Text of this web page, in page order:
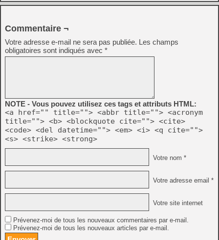
Commentaire ¬
Votre adresse e-mail ne sera pas publiée. Les champs
obligatoires sont indiqués avec *
NOTE - Vous pouvez utilisez ces tags et attributs HTML:
<a href="" title=""> <abbr title=""> <acronym
title=""> <b> <blockquote cite=""> <cite>
<code> <del datetime=""> <em> <i> <q cite="">
<s> <strike> <strong>
Votre nom *
Votre adresse email *
Votre site internet
Prévenez-moi de tous les nouveaux commentaires par e-mail.
Prévenez-moi de tous les nouveaux articles par e-mail.